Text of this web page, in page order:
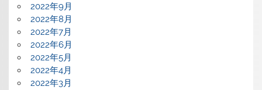
2022年9月
2022年8月
2022年7月
2022年6月
2022年5月
2022年4月
2022年3月